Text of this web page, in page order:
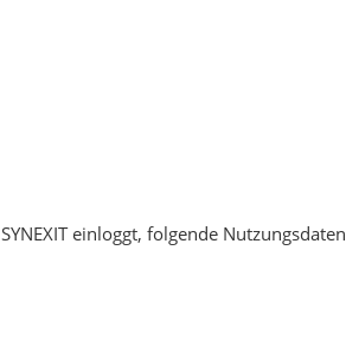
einloggt, folgende Nutzungsdaten